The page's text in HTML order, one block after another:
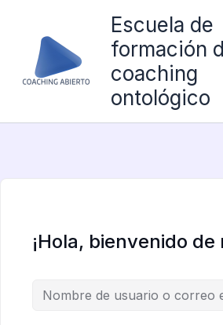
contenido
Escuela de
formación
coaching
ontológico
¡Hola, bienvenido de